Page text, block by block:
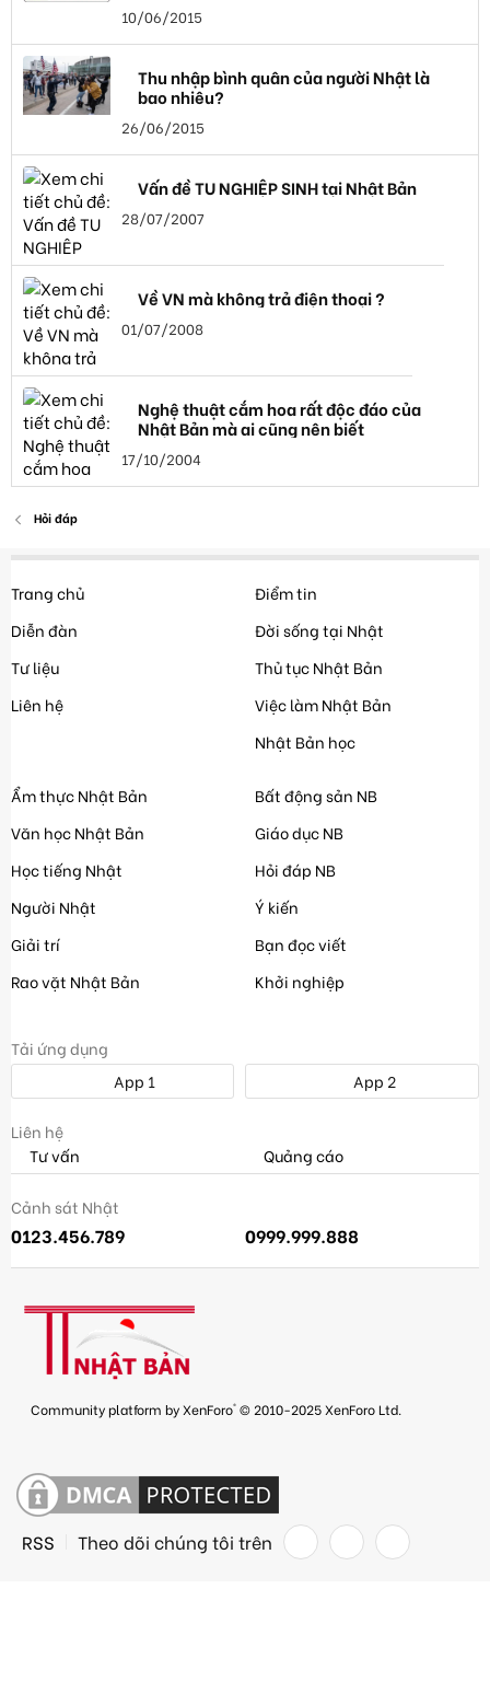
10/06/2015
Thu nhập bình quân của người Nhật là
bao nhiêu?
26/06/2015
Vấn đề TU NGHIỆP SINH tại Nhật Bản
28/07/2007
Về VN mà không trả điện thoại ?
01/07/2008
Nghệ thuật cắm hoa rất độc đáo của
Nhật Bản mà ai cũng nên biết
17/10/2004
Hỏi đáp
Trang chủ
Diễn đàn
Tư liệu
Liên hệ
Điểm tin
Đời sống tại Nhật
Thủ tục Nhật Bản
Việc làm Nhật Bản
Nhật Bản học
Ẩm thực Nhật Bản
Văn học Nhật Bản
Học tiếng Nhật
Người Nhật
Giải trí
Rao vặt Nhật Bản
Bất động sản NB
Giáo dục NB
Hỏi đáp NB
Ý kiến
Bạn đọc viết
Khởi nghiệp
Tải ứng dụng
App 1
App 2
Liên hệ
Tư vấn
Quảng cáo
Cảnh sát Nhật
0123.456.789 0999.999.888
Community platform by XenForo® © 2010-2025 XenForo Ltd.
RSS Theo dõi chúng tôi trên